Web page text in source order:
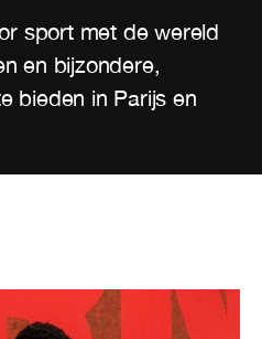
sport met de wereld
en bijzondere,
bieden in Parijs en